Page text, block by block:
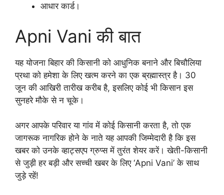
आधार कार्ड।
Apni Vani की बात
यह योजना बिहार की किसानी को आधुनिक बनाने और बिचौलिया
प्रथा को हमेशा के लिए खत्म करने का एक ब्रह्मास्त्र है। 30
जून की आखिरी तारीख करीब है, इसलिए कोई भी किसान इस
सुनहरे मौके से न चूके।
अगर आपके परिवार या गांव में कोई किसानी करता है, तो एक
जागरूक नागरिक होने के नाते यह आपकी जिम्मेदारी है कि इस
खबर को उनके व्हाट्सएप ग्रुप्स में तुरंत शेयर करें। खेती-किसानी
से जुड़ी हर बड़ी और सच्ची खबर के लिए ‘Apni Vani’ के साथ
जुड़े रहें!